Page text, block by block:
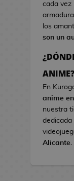
cada vez
los
son un
ANIME?
En
anime
nuestra
dedicada
Alicante.